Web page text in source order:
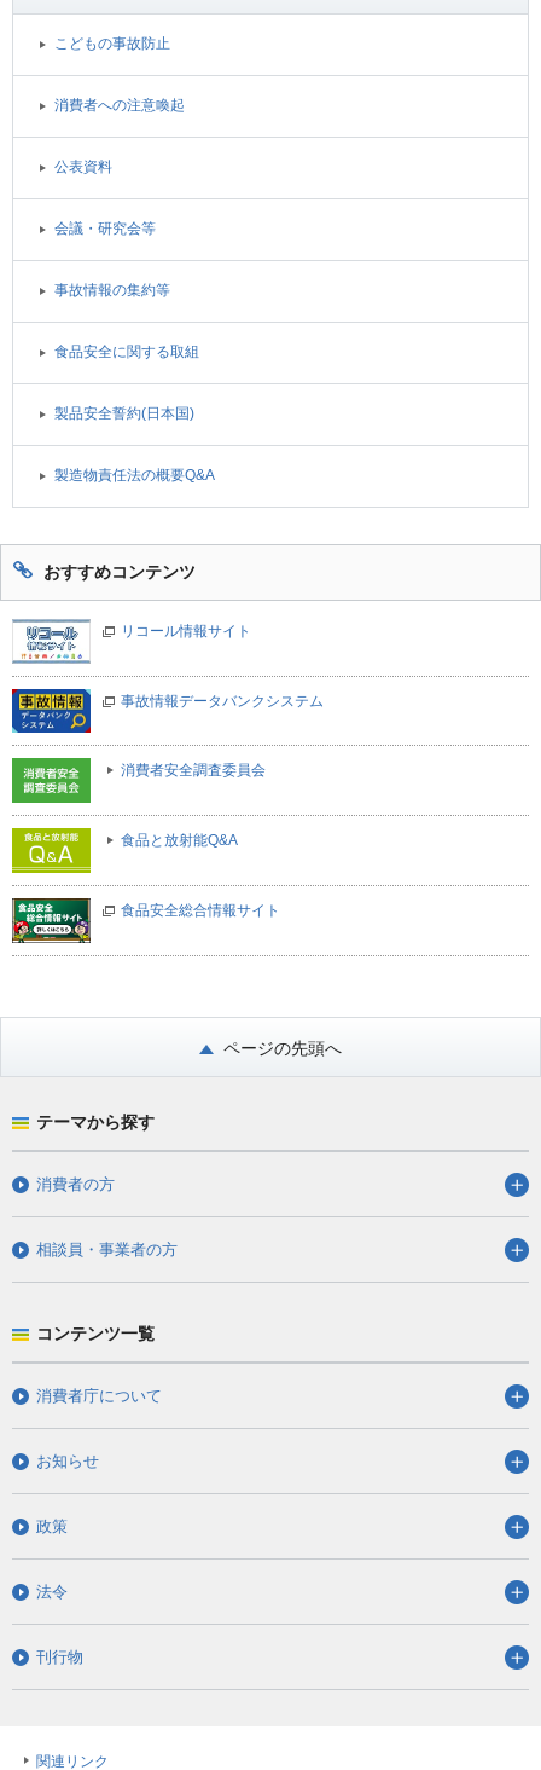
こどもの事故防止
消費者への注意喚起
公表資料
会議・研究会等
事故情報の集約等
食品安全に関する取組
製品安全誓約(日本国)
製造物責任法の概要Q&A
おすすめコンテンツ
リコール情報サイト
事故情報データバンクシステム
消費者安全調査委員会
食品と放射能Q&A
食品安全総合情報サイト
ページの先頭へ
テーマから探す
消費者の方
相談員・事業者の方
コンテンツ一覧
消費者庁について
お知らせ
政策
法令
刊行物
関連リンク